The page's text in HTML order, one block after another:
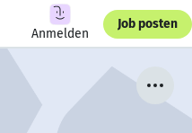
Anmelden
Job posten